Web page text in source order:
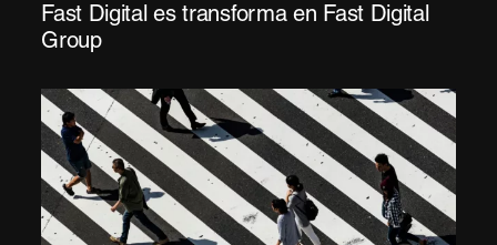
Fast Digital es transforma en Fast Digital
Group